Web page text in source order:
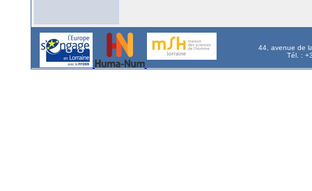
44, avenue de
Tél. :